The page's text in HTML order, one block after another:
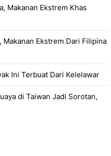
Makanan Ekstrem Khas
Ekstrem Dari Filipina
Ini Terbuat Dari Kelelawar
di Taiwan Jadi Sorotan,